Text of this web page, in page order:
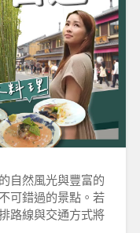
自然風光與豐富的
可錯過的景點。若
路線與交通方式將